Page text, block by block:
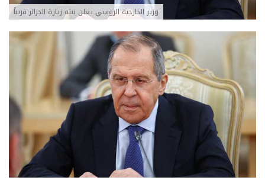
وزير الخارجية الروسي يعلن نيته زيارة الجزائر قريباً